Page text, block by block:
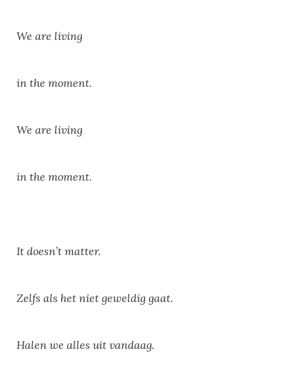
We are living
in the moment.
We are living
in the moment.
It doesn’t matter.
Zelfs als het niet geweldig gaat.
Halen we alles uit vandaag.